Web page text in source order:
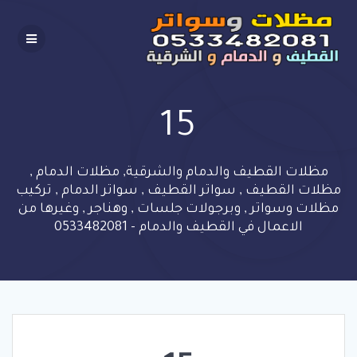
to
content
15
مظلات القطيف والدمام والشرقية, مظلات الدمام ,
مظلات القطيف , سواتر القطيف , سواتر الدمام , تركيب
مظلات وسواتر , وبرجولات جلسات , وهناجر , وغيرها من
الاعمال في القطيف والدمام - 0533482081